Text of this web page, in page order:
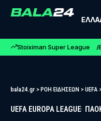
Stoiximan Super League
bala24.gr > ΡΟΗ ΕΙΔΗΣΕΩΝ > UEFA
UEFA EUROPA LEAGUE